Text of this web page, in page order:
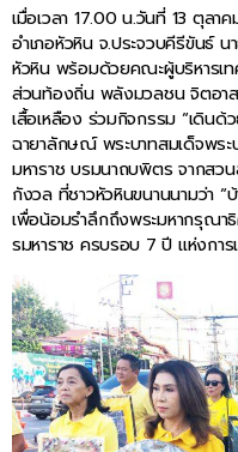
เมื่อเวลา 17.00 น.วันที่ 13 ตุล
อำเภอหัวหิน จ.ประจวบคีรีขันธ์
หัวหิน พร้อมด้วยคณะผู้บริหารเ
ส่วนท้องถิ่น พลังมวลชน จิตอา
เสื้อเหลือง ร่วมกิจกรรม “เดินด้
ฉายาลักษณ์ พระบาทสมเด็จพร
มหาราช บรมนาถบพิตร จากสว
กังวล ที่ชาวหัวหินขนานนามว่า “
เพื่อน้อมรำลึกถึงพระมหากรุณ
รมหาราช ครบรอบ 7 ปี แห่งกา